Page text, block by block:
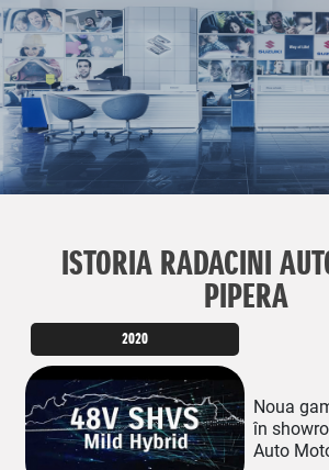
ISTORIA RADACINI
PIPERA
2020
Noua
în
Auto